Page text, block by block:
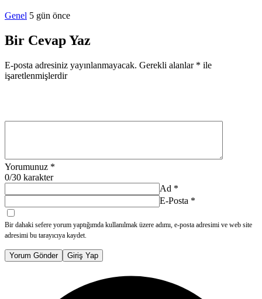
Genel 5 gün önce
Bir Cevap Yaz
E-posta adresiniz yayınlanmayacak. Gerekli alanlar * ile
işaretlenmişlerdir
Yorumunuz *
0/30 karakter
Ad *
E-Posta *
Bir dahaki sefere yorum yaptığımda kullanılmak üzere adımı, e-posta adresimi ve web site
adresimi bu tarayıcıya kaydet.
Yorum Gönder Giriş Yap